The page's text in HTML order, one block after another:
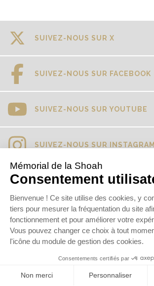
SUIVEZ-NOUS SUR X
SUIVEZ-NOUS SUR FACEBOOK
SUIVEZ-NOUS SUR YOUTUBE
SUIVEZ-NOUS SUR INSTAGRAM
SUIVEZ-NOUS SUR TIKTOK
SUIVEZ-NOUS SUR LINKEDIN
Mémorial de la Shoah
Newsletter
Contact